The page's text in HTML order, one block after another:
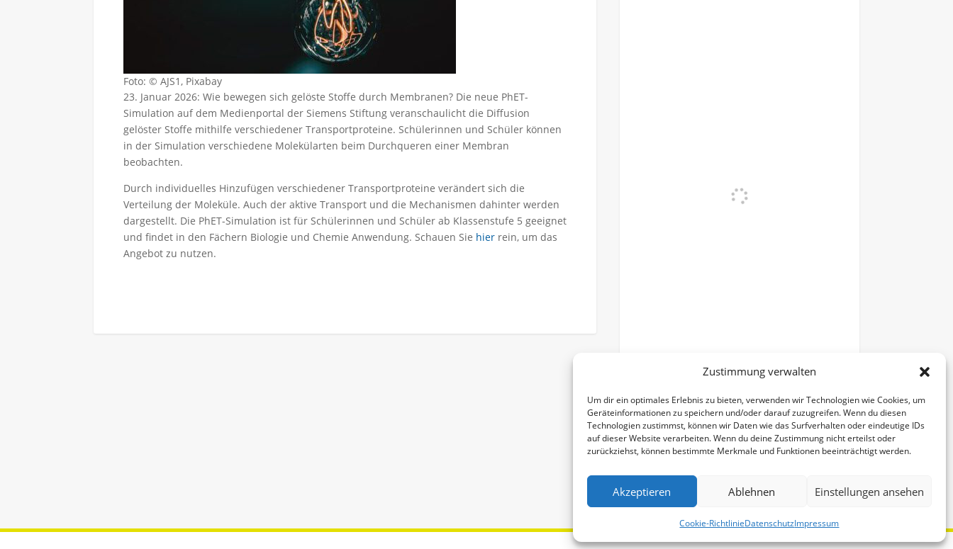
Zustimmung verwalten
Um dir ein optimales Erlebnis zu bieten, verwenden wir Technologien wie Cookies, um
Geräteinformationen zu speichern und/oder darauf zuzugreifen. Wenn du diesen
Technologien zustimmst, können wir Daten wie das Surfverhalten oder eindeutige IDs
auf dieser Website verarbeiten. Wenn du deine Zustimmung nicht erteilst oder
zurückziehst, können bestimmte Merkmale und Funktionen beeinträchtigt werden.
Akzeptieren Ablehnen Einstellungen ansehen
Cookie-RichtlinieDatenschutzImpressum
Foto: © AJS1, Pixabay
23. Januar 2026: Wie bewegen sich gelöste Stoffe durch Membranen? Die neue PhET-
Simulation auf dem Medienportal der Siemens Stiftung veranschaulicht die Diffusion
gelöster Stoffe mithilfe verschiedener Transportproteine. Schülerinnen und Schüler können
in der Simulation verschiedene Molekülarten beim Durchqueren einer Membran
beobachten.
Durch individuelles Hinzufügen verschiedener Transportproteine verändert sich die
Verteilung der Moleküle. Auch der aktive Transport und die Mechanismen dahinter werden
dargestellt. Die PhET-Simulation ist für Schülerinnen und Schüler ab Klassenstufe 5 geeignet
und findet in den Fächern Biologie und Chemie Anwendung. Schauen Sie hier rein, um das
Angebot zu nutzen.